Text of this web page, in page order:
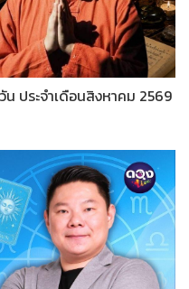
ประจำเดือนสิงหาคม 2569